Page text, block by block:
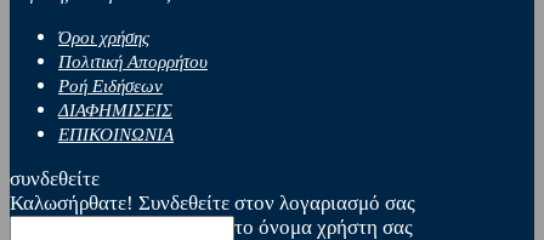
Όροι χρήσης
Πολιτική Απορρήτου
Ροή Ειδήσεων
ΔΙΑΦΗΜΙΣΕΙΣ
ΕΠΙΚΟΙΝΩΝΙΑ
συνδεθείτε
Καλωσήρθατε! Συνδεθείτε στον λογαριασμό σας
το όνομα χρήστη σας